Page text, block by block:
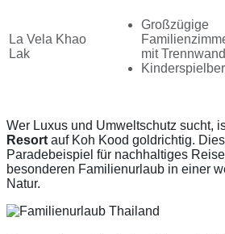
La Vela Khao
Lak
Großzügige
mit Trennwand
Wer Luxus und Umweltschutz sucht,
Resort auf Koh Kood goldrichtig.
Paradebeispiel für nachhaltiges
besonderen Familienurlaub in einer
Natur.